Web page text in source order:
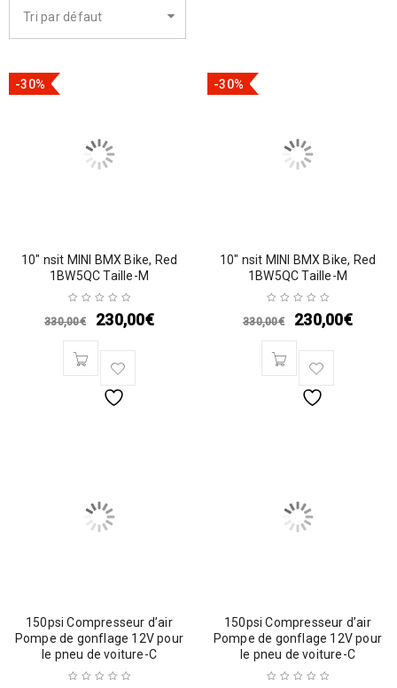
Tri par défaut
-30%
10″ nsit MINI BMX Bike, Red
1BW5QC Taille-M
330,00€ 230,00€
-30%
10″ nsit MINI BMX Bike, Red
1BW5QC Taille-M
330,00€ 230,00€
150psi Compresseur d’air
Pompe de gonflage 12V pour
le pneu de voiture-C
150psi Compresseur d’air
Pompe de gonflage 12V pour
le pneu de voiture-C